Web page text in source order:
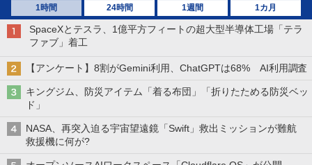
1時間 24時間 1週間 1カ月
SpaceXとテスラ、1億平方フィートの超大型半導体工場「テラ
ファブ」着工
【アンケート】8割がGemini利用、ChatGPTは68% AI利用調査
キングジム、防災アイテム「着る布団」「折りたためる防災ベッ
ド」
NASA、再突入迫る宇宙望遠鏡「Swift」救出ミッションが難航
救援機に何が?